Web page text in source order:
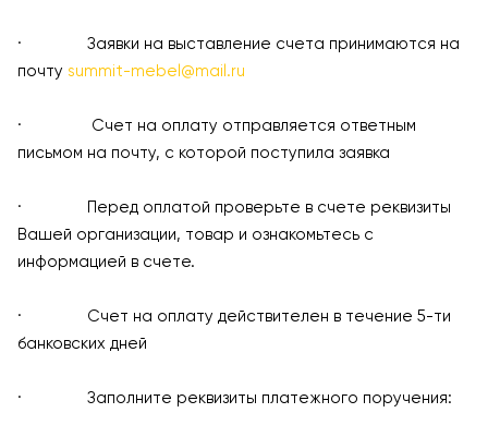
· Заявки на выставление счета принимаются на
почту summit-mebel@mail.ru
· Счет на оплату отправляется ответным
письмом на почту, с которой поступила заявка
· Перед оплатой проверьте в счете реквизиты
Вашей организации, товар и ознакомьтесь с
информацией в счете.
· Счет на оплату действителен в течение 5-ти
банковских дней
· Заполните реквизиты платежного поручения: